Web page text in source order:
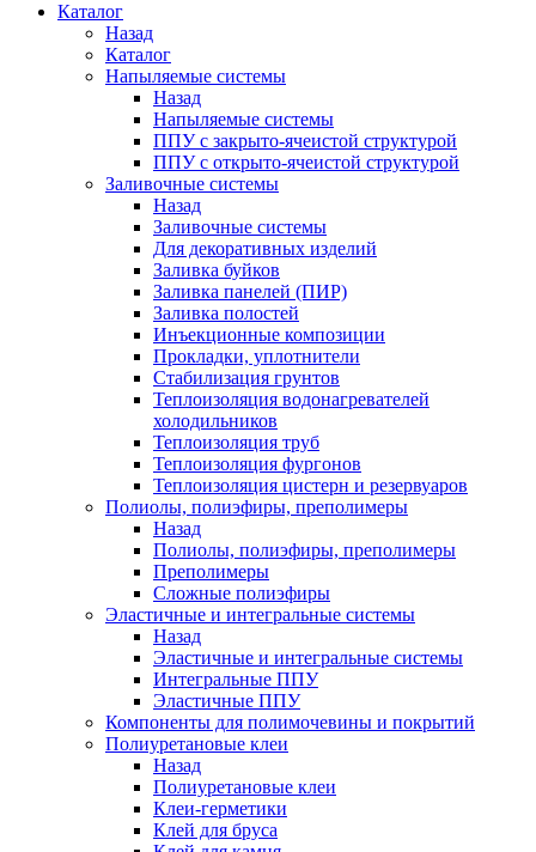
Каталог
Назад
Каталог
Напыляемые системы
Назад
Напыляемые системы
ППУ с закрыто-ячеистой структурой
ППУ с открыто-ячеистой структурой
Заливочные системы
Назад
Заливочные системы
Для декоративных изделий
Заливка буйков
Заливка панелей (ПИР)
Заливка полостей
Инъекционные композиции
Прокладки, уплотнители
Стабилизация грунтов
Теплоизоляция водонагревателей
холодильников
Теплоизоляция труб
Теплоизоляция фургонов
Теплоизоляция цистерн и резервуаров
Полиолы, полиэфиры, преполимеры
Назад
Полиолы, полиэфиры, преполимеры
Преполимеры
Сложные полиэфиры
Эластичные и интегральные системы
Назад
Эластичные и интегральные системы
Интегральные ППУ
Эластичные ППУ
Компоненты для полимочевины и покрытий
Полиуретановые клеи
Назад
Полиуретановые клеи
Клеи-герметики
Клей для бруса